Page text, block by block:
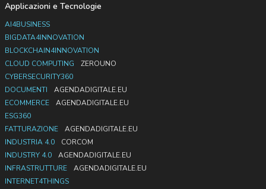
Applicazioni e Tecnologie
AI4BUSINESS
BIGDATA4INNOVATION
BLOCKCHAIN4INNOVATION
CLOUD COMPUTING
ZEROUNO
CYBERSECURITY360
DOCUMENTI
AGENDADIGITALE.EU
ECOMMERCE
AGENDADIGITALE.EU
ESG360
FATTURAZIONE
AGENDADIGITALE.EU
INDUSTRIA 4.0
CORCOM
INDUSTRY 4.0
AGENDADIGITALE.EU
INFRASTRUTTURE
AGENDADIGITALE.EU
INTERNET4THINGS